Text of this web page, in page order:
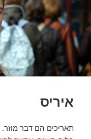
איריס
תאריכים הם דבר מוזר.